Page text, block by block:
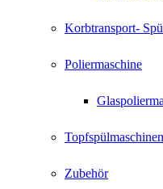
Korbtransport-
Poliermaschine
Topfspülmaschinen
Zubehör